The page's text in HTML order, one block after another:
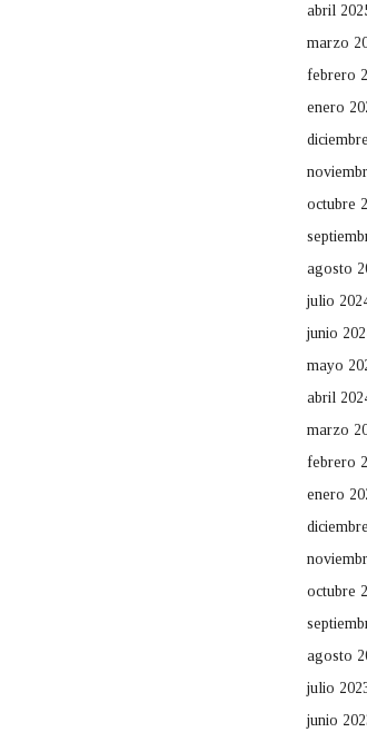
abril
marzo
febrero
enero
octubre
agosto
julio
junio
mayo
abril
marzo
febrero
enero
octubre
agosto
julio
junio